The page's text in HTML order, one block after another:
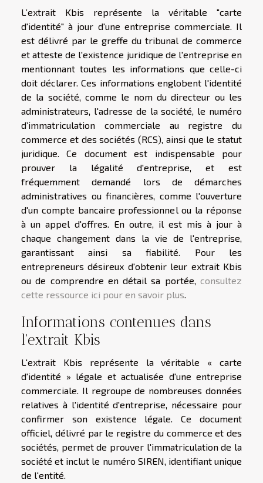
L’extrait Kbis représente la véritable "carte
d'identité" à jour d'une entreprise commerciale. Il
est délivré par le greffe du tribunal de commerce
et atteste de l'existence juridique de l'entreprise en
mentionnant toutes les informations que celle-ci
doit déclarer. Ces informations englobent l'identité
de la société, comme le nom du directeur ou les
administrateurs, l'adresse de la société, le numéro
d’immatriculation commerciale au registre du
commerce et des sociétés (RCS), ainsi que le statut
juridique. Ce document est indispensable pour
prouver la légalité d'entreprise, et est
fréquemment demandé lors de démarches
administratives ou financières, comme l'ouverture
d'un compte bancaire professionnel ou la réponse
à un appel d'offres. En outre, il est mis à jour à
chaque changement dans la vie de l'entreprise,
garantissant ainsi sa fiabilité. Pour les
entrepreneurs désireux d'obtenir leur extrait Kbis
ou de comprendre en détail sa portée, consultez
cette ressource ici pour en savoir plus
Informations contenues dans
l'extrait Kbis
L'extrait Kbis représente la véritable « carte
d'identité » légale et actualisée d'une entreprise
commerciale. Il regroupe de nombreuses données
relatives à l'identité d'entreprise, nécessaire pour
confirmer son existence légale. Ce document
officiel, délivré par le registre du commerce et des
sociétés, permet de prouver l'immatriculation de la
société et inclut le numéro SIREN, identifiant unique
de l'entité.